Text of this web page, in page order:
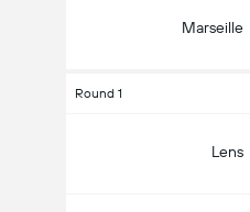
Marseille
Round 1
Lens
Numero totale di goal